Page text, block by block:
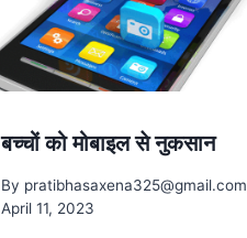
बच्चों को मोबाइल से नुकसान
By pratibhasaxena325@gmail.com
April 11, 2023